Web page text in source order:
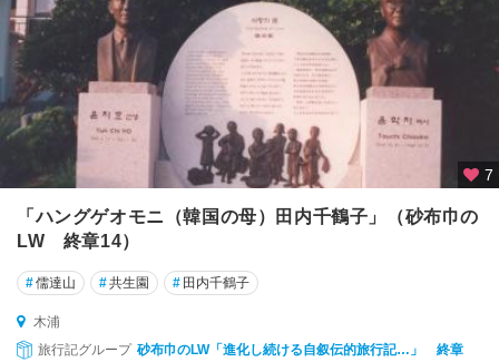
蔚
山
麗
水
7
「ハングゲオモニ（韓国の母）田内千鶴子」（砂布巾の
LW 終章14）
#儒達山 #共生園 # 田内千鶴子
木浦
旅行記グループ 砂布巾のLW「進化し続ける自叙伝的旅行記…」 終章